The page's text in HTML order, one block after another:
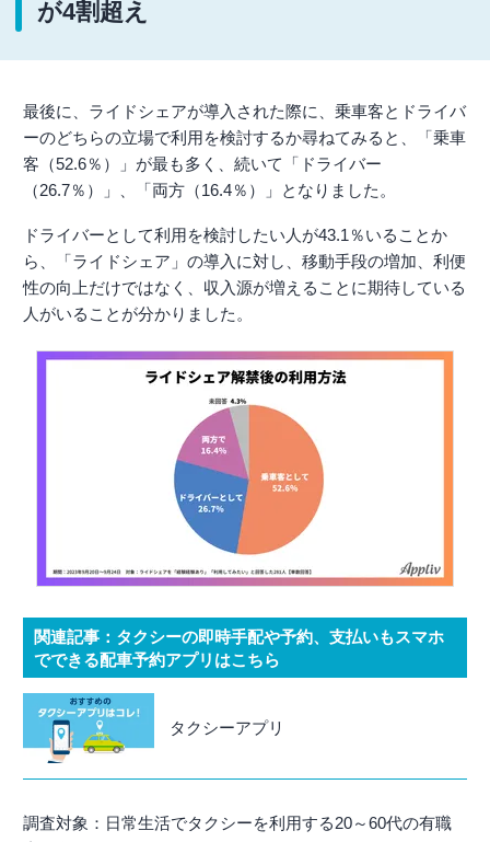
が4割超え
最後に、ライドシェアが導入された際に、乗車客とドライバ
ーのどちらの立場で利用を検討するか尋ねてみると、「乗車
客（52.6％）」が最も多く、続いて「ドライバー
（26.7％）」、「両方（16.4％）」となりました。
ドライバーとして利用を検討したい人が43.1％いることか
ら、「ライドシェア」の導入に対し、移動手段の増加、利便
性の向上だけではなく、収入源が増えることに期待している
人がいることが分かりました。
関連記事：タクシーの即時手配や予約、支払いもスマホ
でできる配車予約アプリはこちら
タクシーアプリ
調査対象：日常生活でタクシーを利用する20～60代の有職